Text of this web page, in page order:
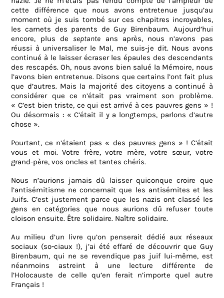
cette différence que nous avons entretenue jusqu’au
moment où je suis tombé sur ces chapitres incroyables,
les carnets des parents de Guy Birenbaum. Aujourd’hui
encore, plus de septante ans après, nous n’avons pas
réussi à universaliser le Mal, me suis-je dit. Nous avons
continué à le laisser écraser les épaules des descendants
des rescapés. Oh, nous avons bien salué la Mémoire, nous
l’avons bien entretenue. Disons que certains l’ont fait plus
que d’autres. Mais la majorité des citoyens a continué à
considérer que ce n’était pas vraiment son problème.
« C’est bien triste, ce qui est arrivé à ces pauvres gens » !
Ou désormais : « C’était il y a longtemps, parlons d’autre
chose ».
Pourtant, ce n’étaient pas « des pauvres gens » ! C’était
vous et moi. Votre frère, votre mère, votre sœur, votre
grand-père, vos oncles et tantes chéris.
Nous n’aurions jamais dû laisser quiconque croire que
l’antisémitisme ne concernait que les antisémites et les
Juifs. C’est justement parce que les nazis ont classé les
gens en catégories que nous aurions dû refuser toute
cloison ensuite. Être solidaire. Naître solidaire.
Au milieu d’un livre qu’on penserait dédié aux réseaux
sociaux (so-ciaux !), j’ai été effaré de découvrir que Guy
Birenbaum, qui ne se revendique pas juif lui-même, est
néanmoins astreint à une lecture différente de
l’Holocauste de celle qu’en ferait n’importe quel autre
Français !